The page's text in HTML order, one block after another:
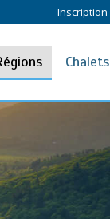
Inscription
Chalets